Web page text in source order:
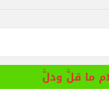
ودلَّ